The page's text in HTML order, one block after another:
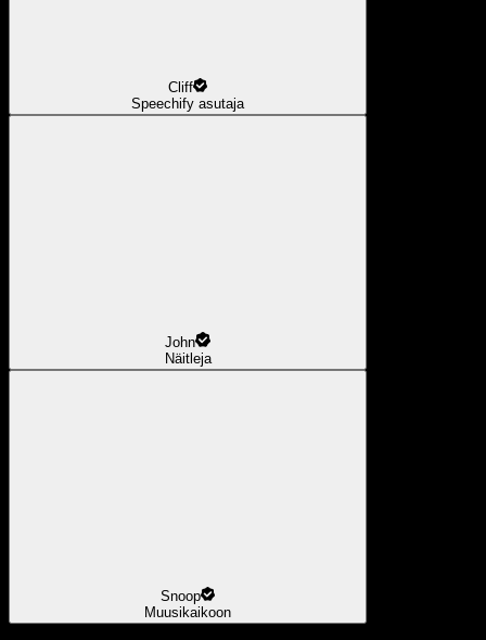
Cliff
Speechify asutaja
John
Näitleja
Snoop
Muusikaikoon